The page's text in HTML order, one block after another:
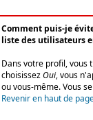
Comment puis-je
liste des utilisateurs
Dans votre profil,
choisissezOui, vous
ou vous-même. Vous
Revenir en haut de